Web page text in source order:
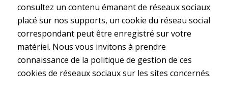
consultez un contenu émanant de réseaux sociaux
placé sur nos supports, un cookie du réseau social
correspondant peut être enregistré sur votre
matériel. Nous vous invitons à prendre
connaissance de la politique de gestion de ces
cookies de réseaux sociaux sur les sites concernés.